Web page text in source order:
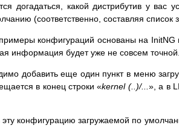
догадаться, какой дистрибутив у вас
(соответственно, составляя список
конфигураций основаны на
информация будет уже не совсем точной.
добавить еще один пункт в меню
в конец строки «kernel (..)/... », а в
эту конфигурацию загружаемой по